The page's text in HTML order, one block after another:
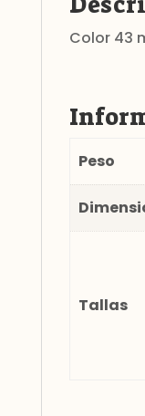
Color 43
Peso
Tallas